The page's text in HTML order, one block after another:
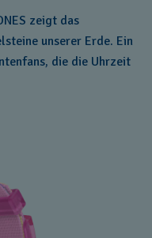
zeigt das
unserer Erde. Ein
die die Uhrzeit